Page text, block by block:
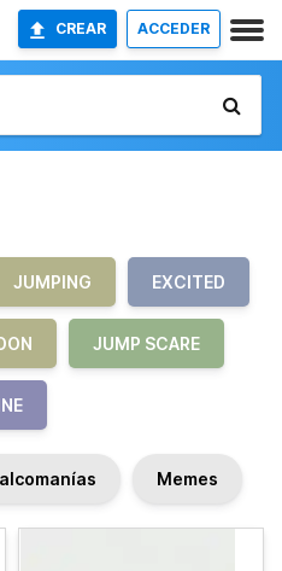
CREAR ACCEDER
JUMPING EXCITED
JUMP SCARE
Memes